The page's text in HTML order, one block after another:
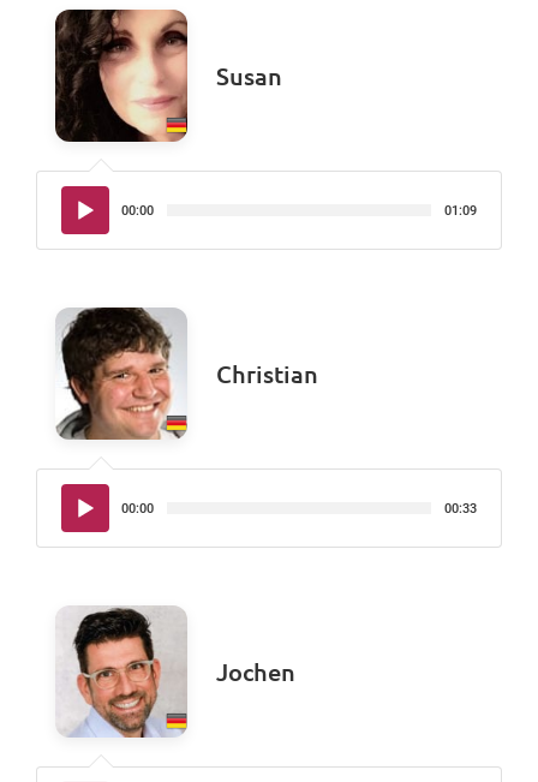
Susan
Audio-
Player
00:00 01:09
Christian
Audio-
Player
00:00 00:33
Jochen